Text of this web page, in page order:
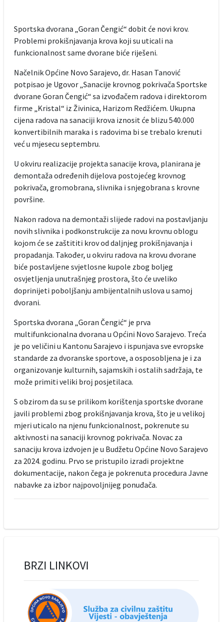
Sportska dvorana „Goran Čengić“ dobit će novi krov.
Problemi prokišnjavanja krova koji su uticali na
funkcionalnost same dvorane biće riješeni.
Načelnik Općine Novo Sarajevo, dr. Hasan Tanović
potpisao je Ugovor „Sanacije krovnog pokrivača Sportske
dvorane Goran Čengić“ sa izvođačem radova i direktorom
firme „Kristal“ iz Živinica, Harizom Redžićem. Ukupna
cijena radova na sanaciji krova iznosit će blizu 540.000
konvertibilnih maraka i s radovima bi se trebalo krenuti
već u mjesecu septembru.
U okviru realizacije projekta sanacije krova, planirana je
demontaža određenih dijelova postojećeg krovnog
pokrivača, gromobrana, slivnika i snjegobrana s krovne
površine.
Nakon radova na demontaži slijede radovi na postavljanju
novih slivnika i podkonstrukcije za novu krovnu oblogu
kojom će se zaštititi krov od daljnjeg prokišnjavanja i
propadanja. Također, u okviru radova na krovu dvorane
biće postavljene svjetlosne kupole zbog boljeg
osvjetljenja unutrašnjeg prostora, što će uveliko
doprinijeti poboljšanju ambijentalnih uslova u samoj
dvorani.
Sportska dvorana „Goran Čengić“ je prva
multifunkcionalna dvorana u Općini Novo Sarajevo. Treća
je po veličini u Kantonu Sarajevo i ispunjava sve evropske
standarde za dvoranske sportove, a osposobljena je i za
organizovanje kulturnih, sajamskih i ostalih sadržaja, te
može primiti veliki broj posjetilaca.
S obzirom da su se prilikom korištenja sportske dvorane
javili problemi zbog prokišnjavanja krova, što je u velikoj
mjeri uticalo na njenu funkcionalnost, pokrenute su
aktivnosti na sanaciji krovnog pokrivača. Novac za
sanaciju krova izdvojen je u Budžetu Općine Novo Sarajevo
za 2024. godinu. Prvo se pristupilo izradi projektne
dokumentacije, nakon čega je pokrenuta procedura Javne
nabavke za izbor najpovoljnijeg ponuđača.
BRZI LINKOVI